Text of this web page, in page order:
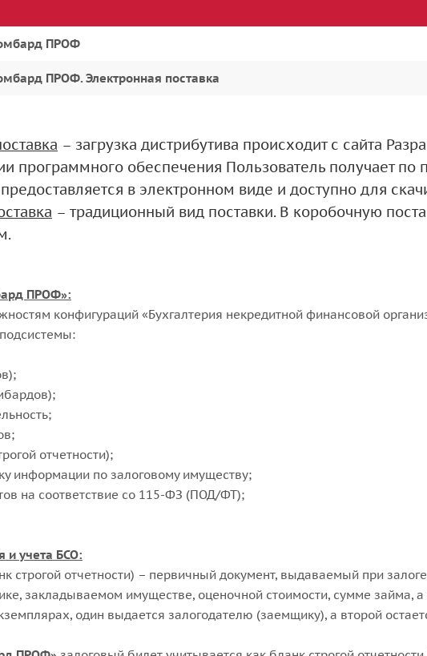
ПРОФ
ПРОФ. Электронная поставка
– загрузка дистрибутива происходит с сайта
программного обеспечения Пользователь получает по
в электронном виде и доступно для
– традиционный вид поставки. В коробочную
ПРОФ»:
конфигураций «Бухгалтерия некредитной финансовой
отчетности);
информации по залоговому имуществу;
на соответствие со 115-ФЗ (ПОД/ФТ);
и учета БСО:
строгой отчетности) – первичный документ, выдаваемый при
закладываемом имуществе, оценочной стоимости, сумме займа, а
один выдается залогодателю (заемщику), а второй